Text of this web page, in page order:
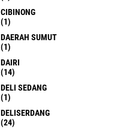
CIBINONG
(1)
DAERAH SUMUT
(1)
DAIRI
(14)
DELI SEDANG
(1)
DELISERDANG
(24)